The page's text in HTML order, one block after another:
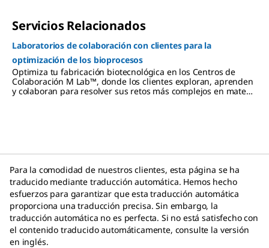
Servicios Relacionados
Laboratorios de colaboración con clientes para la
optimización de los bioprocesos
Optimiza tu fabricación biotecnológica en los Centros de
Colaboración M Lab™, donde los clientes exploran, aprenden
y colaboran para resolver sus retos más complejos en materia
Para la comodidad de nuestros clientes, esta página se ha
traducido mediante traducción automática. Hemos hecho
esfuerzos para garantizar que esta traducción automática
proporciona una traducción precisa. Sin embargo, la
traducción automática no es perfecta. Si no está satisfecho con
el contenido traducido automáticamente, consulte la versión
en inglés.